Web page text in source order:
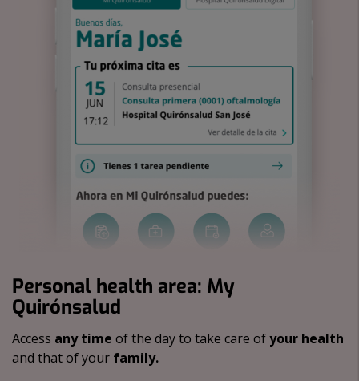
Personal health area: My
Quirónsalud
Access any time of the day to take care ofyour health
and that of your family.